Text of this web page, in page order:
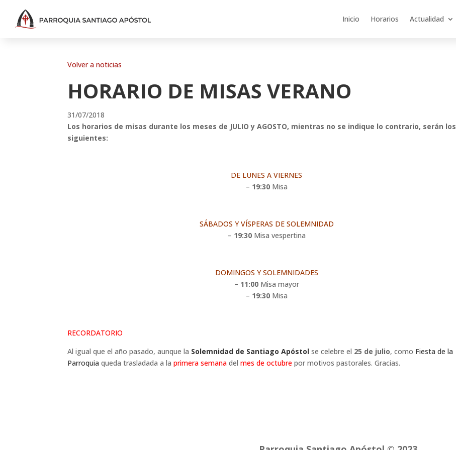
Inicio Horarios Actualidad
Volver a noticias
HORARIO DE MISAS VERANO
31/07/2018
Los horarios de misas durante los meses de JULIO y AGOSTO, mientras no se indique lo contrario, serán los
siguientes:
DE LUNES A VIERNES
– 19:30Misa
SÁBADOS Y VÍSPERAS DE SOLEMNIDAD
– 19:30Misa vespertina
DOMINGOS Y SOLEMNIDADES
– 11:00Misa mayor
– 19:30Misa
RECORDATORIO
Al igual que el año pasado, aunque la Solemnidad de Santiago Apóstol se celebre el 25 de julio, como Fiesta de la
Parroquia queda trasladada a laprimera semana delmes de octubre por motivos pastorales. Gracias.